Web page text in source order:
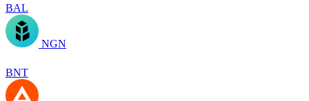
BAL
NGN
BNT